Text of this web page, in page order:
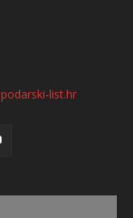
list.hr